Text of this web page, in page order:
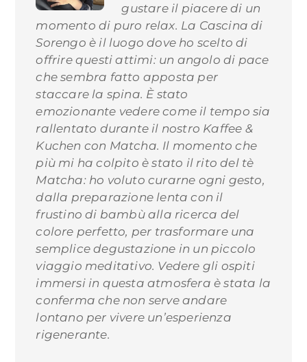
gustare il piacere di un
momento di puro relax. La Cascina di
Sorengo è il luogo dove ho scelto di
offrire questi attimi: un angolo di pace
che sembra fatto apposta per
staccare la spina. È stato
emozionante vedere come il tempo sia
rallentato durante il nostro Kaffee &
Kuchen con Matcha. Il momento che
più mi ha colpito è stato il rito del tè
Matcha: ho voluto curarne ogni gesto,
dalla preparazione lenta con il
frustino di bambù alla ricerca del
colore perfetto, per trasformare una
semplice degustazione in un piccolo
viaggio meditativo. Vedere gli ospiti
immersi in questa atmosfera è stata la
conferma che non serve andare
lontano per vivere un’esperienza
rigenerante.